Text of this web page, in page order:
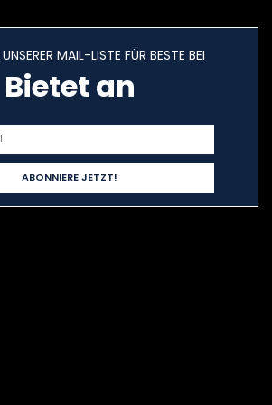
MAIL-LISTE FÜR BESTE BEI
Bietet an